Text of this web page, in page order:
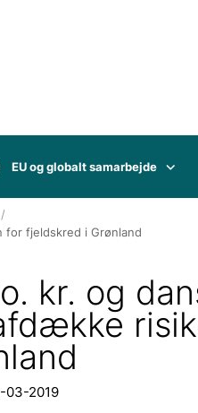
EU og globalt samarbejde
for fjeldskred i Grønland
kr. og
03-2019